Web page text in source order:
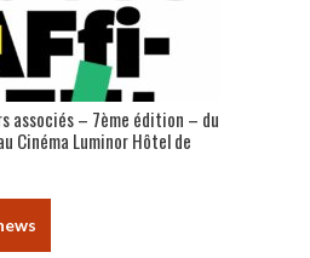
associés – 7ème édition – du
Cinéma Luminor Hôtel de